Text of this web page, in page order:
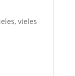
vieles